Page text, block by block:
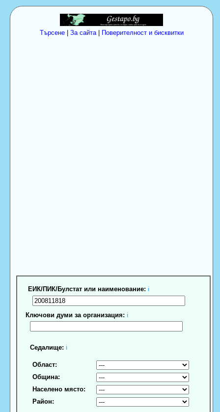
Търсене| За сайта| Поверителност и бисквитки
ЕИК/ПИК/Булстат или наименование: ℹ
Ключови думи за организация: ℹ
Седалище: ℹ
Област:
Община:
Населено място:
Район: